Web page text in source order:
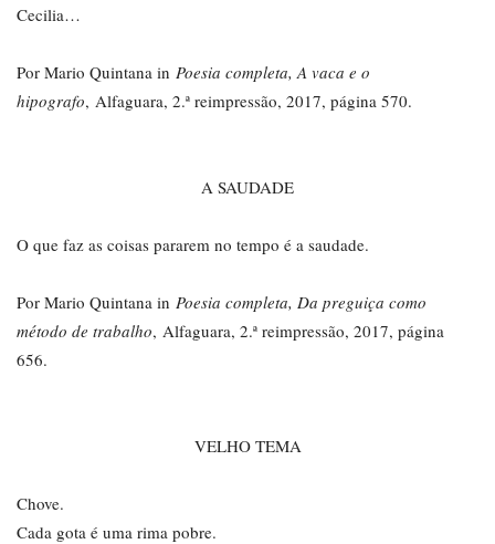
Cecilia…
Por Mario Quintana in Poesia completa, A vaca e o
hipografo, Alfaguara, 2.ª reimpressão, 2017, página 570.
A SAUDADE
O que faz as coisas pararem no tempo é a saudade.
Por Mario Quintana in Poesia completa, Da preguiça como
método de trabalho, Alfaguara, 2.ª reimpressão, 2017, página
656.
VELHO TEMA
Chove.
Cada gota é uma rima pobre.